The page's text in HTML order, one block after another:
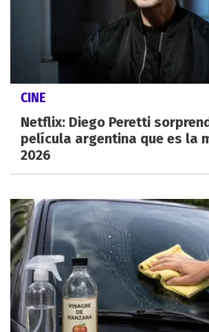
CINE
Netflix: Diego Peretti
película argentina que es la
2026